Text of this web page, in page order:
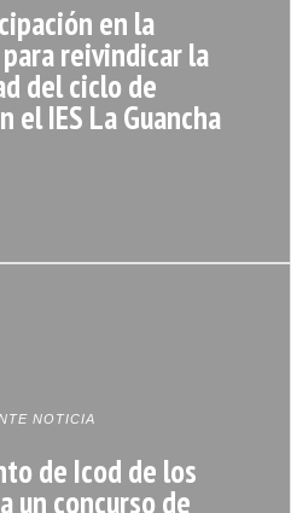
en la
reivindicar la
del ciclo de
IES La Guancha
NOTICIA
de Icod de los
un concurso de